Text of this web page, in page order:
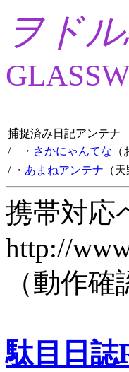
ヲド
捕捉済み日記アンテナ
/ ・ さかにゃんてな
/ ・ あまねアンテナ （
携帯対応
http://
（動作
駄目日誌